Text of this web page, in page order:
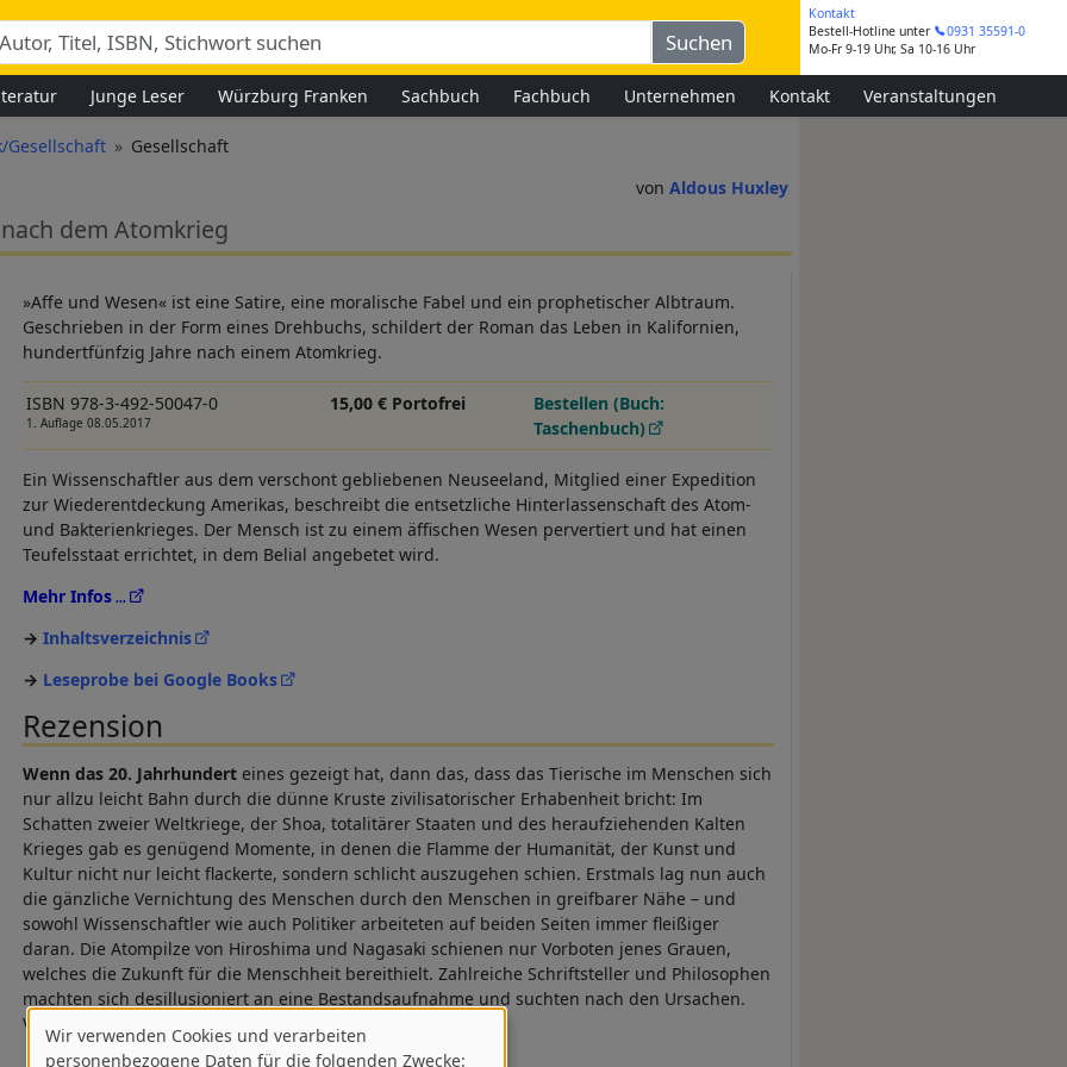
Kontakt
Bestell-Hotline unter
0931 35591-0
Mo-Fr 9-19 Uhr, Sa 10-16 Uhr
Junge Leser Würzburg Franken Sachbuch Fachbuch Unternehmen Kontakt Veranstaltungen
Gesellschaft
Gesellschaft
Aldous Huxley
dem Atomkrieg
»Affe und Wesen« ist eine Satire, eine moralische Fabel und ein prophetischer Albtraum.
Geschrieben in der Form eines Drehbuchs, schildert der Roman das Leben in Kalifornien,
hundertfünfzig Jahre nach einem Atomkrieg.
ISBN 978-3-492-50047-0
1. Auflage 08.05.2017
15,00 € Portofrei
Bestellen (Buch:
Taschenbuch)
Ein Wissenschaftler aus dem verschont gebliebenen Neuseeland, Mitglied einer Expedition
zur Wiederentdeckung Amerikas, beschreibt die entsetzliche Hinterlassenschaft des Atom-
und Bakterienkrieges. Der Mensch ist zu einem äffischen Wesen pervertiert und hat einen
Teufelsstaat errichtet, in dem Belial angebetet wird.
Mehr Infos
Inhaltsverzeichnis
Leseprobe bei Google Books
Rezension
Wenn das 20. Jahrhundert eines gezeigt hat, dann das, dass das Tierische im Menschen sich
nur allzu leicht Bahn durch die dünne Kruste zivilisatorischer Erhabenheit bricht: Im
Schatten zweier Weltkriege, der Shoa, totalitärer Staaten und des heraufziehenden Kalten
Krieges gab es genügend Momente, in denen die Flamme der Humanität, der Kunst und
Kultur nicht nur leicht flackerte, sondern schlicht auszugehen schien. Erstmals lag nun auch
die gänzliche Vernichtung des Menschen durch den Menschen in greifbarer Nähe – und
sowohl Wissenschaftler wie auch Politiker arbeiteten auf beiden Seiten immer fleißiger
daran. Die Atompilze von Hiroshima und Nagasaki schienen nur Vorboten jenes Grauen,
welches die Zukunft für die Menschheit bereithielt. Zahlreiche Schriftsteller und Philosophen
machten sich desillusioniert an eine Bestandsaufnahme und suchten nach den Ursachen.
Von Rob Randall
Dystopische Literatur 14.05.2013
Wir verwenden Cookies und verarbeiten
personenbezogene Daten für die folgenden Zwecke: